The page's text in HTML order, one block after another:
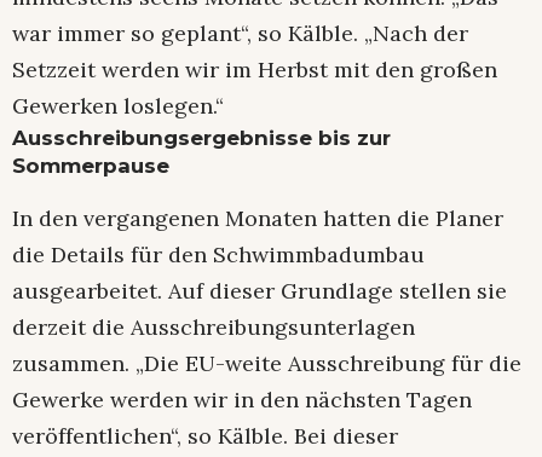
war immer so geplant“, so Kälble. „Nach der
Setzzeit werden wir im Herbst mit den großen
Gewerken loslegen.“
Ausschreibungsergebnisse bis zur
Sommerpause
In den vergangenen Monaten hatten die Planer
die Details für den Schwimmbadumbau
ausgearbeitet. Auf dieser Grundlage stellen sie
derzeit die Ausschreibungsunterlagen
zusammen. „Die EU-weite Ausschreibung für die
Gewerke werden wir in den nächsten Tagen
veröffentlichen“, so Kälble. Bei dieser